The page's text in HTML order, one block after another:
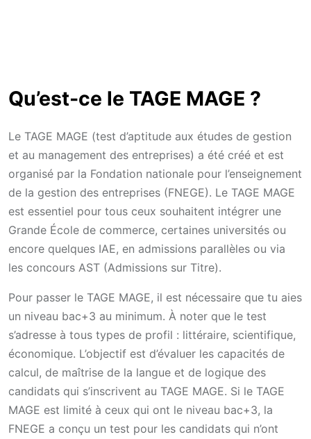
Qu’est-ce le TAGE MAGE ?
Le TAGE MAGE (test d’aptitude aux études de gestion
et au management des entreprises) a été créé et est
organisé par la Fondation nationale pour l’enseignement
de la gestion des entreprises (FNEGE). Le TAGE MAGE
est essentiel pour tous ceux souhaitent intégrer une
Grande École de commerce, certaines universités ou
encore quelques IAE, en admissions parallèles ou via
les concours AST (Admissions sur Titre).
Pour passer le TAGE MAGE, il est nécessaire que tu aies
un niveau bac+3 au minimum. À noter que le test
s’adresse à tous types de profil : littéraire, scientifique,
économique. L’objectif est d’évaluer les capacités de
calcul, de maîtrise de la langue et de logique des
candidats qui s’inscrivent au TAGE MAGE. Si le TAGE
MAGE est limité à ceux qui ont le niveau bac+3, la
FNEGE a conçu un test pour les candidats qui n’ont